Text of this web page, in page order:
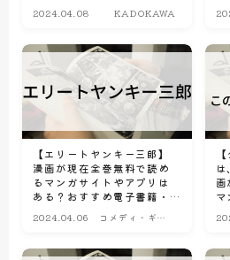
のサブスク比較情報
2024.04.08 KADOKAWA
ス
【エリートヤンキー三郎】
漫画が現在全巻無料で読め
るマンガサイトやアプリは
ある？おすすめ電子書籍・
コミック配信サービスのサ
ブスク比較情報
2024.04.06
コメディ・ギャ
ミ